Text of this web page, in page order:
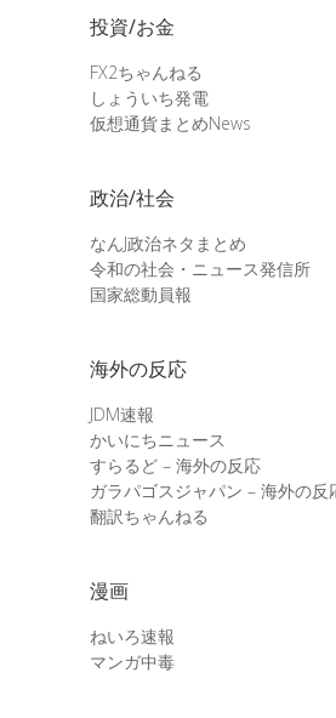
投資/お金
FX2ちゃんねる
しょういち発電
仮想通貨まとめNews
政治/社会
なんJ政治ネタまとめ
令和の社会・ニュース発信所
国家総動員報
海外の反応
JDM速報
かいにちニュース
すらるど – 海外の反応
ガラパゴスジャパン – 海外の反
翻訳ちゃんねる
漫画
ねいろ速報
マンガ中毒